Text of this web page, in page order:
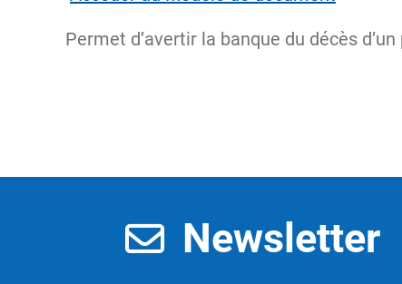
Permet d’avertir la banque du décès
Newsletter